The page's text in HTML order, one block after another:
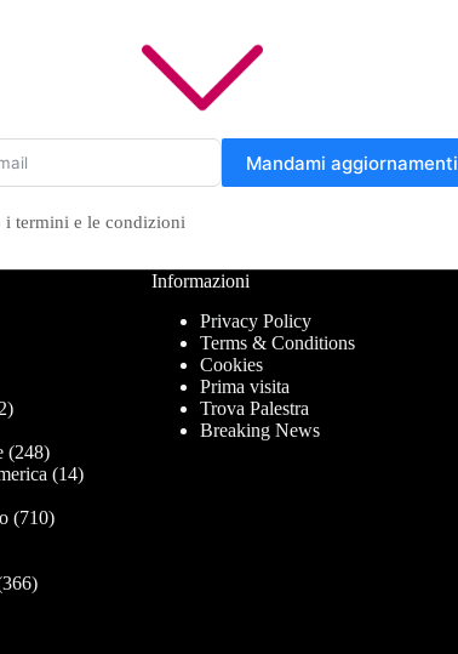
Mandami aggiornamenti
i termini e le condizioni
(248)
(14)
(710)
Informazioni
Privacy Policy
Terms & Conditions
Cookies
Prima visita
Trova Palestra
Breaking News